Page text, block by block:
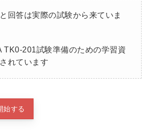
回答は実際の試験から来ていま
TK0-201試験準備のための学習資
れています
始する